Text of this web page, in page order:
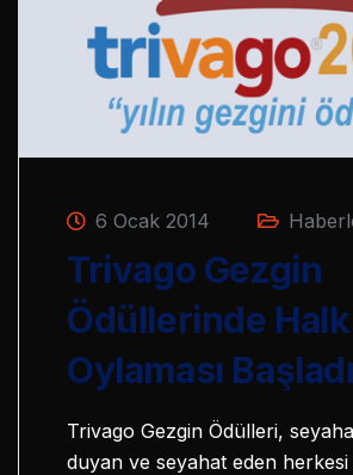
6 Ocak 2014
Trivago Gezgin
Ödüllerinde Halk
Oylaması Başladı
Trivago Gezgin Ödülleri,
duyan ve seyahat eden herkesi